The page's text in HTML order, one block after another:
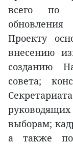
всего по
обновления
Проекту
внесению
созданию
совета;
выборам;
а также по